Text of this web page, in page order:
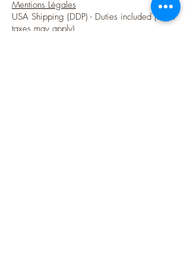
Mentions Légales
USA Shipping (DDP) - Duties included (Local
taxes may apply)